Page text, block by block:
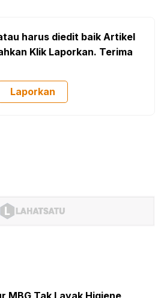
harus diedit baik Artikel
Klik Laporkan. Terima
Laporkan